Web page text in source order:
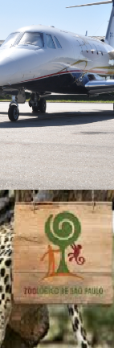
Regionais
do Governo do
e do Jardim